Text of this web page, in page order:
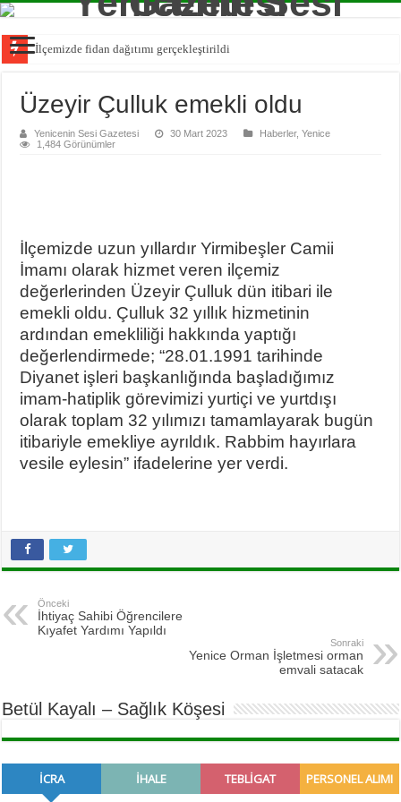
İlçemizde fidan dağıtımı gerçekleştirildi
Üzeyir Çulluk emekli oldu
Yenicenin Sesi Gazetesi 30 Mart 2023 Haberler,Yenice
1,484 Görünümler
İlçemizde uzun yıllardır Yirmibeşler Camii
İmamı olarak hizmet veren ilçemiz
değerlerinden Üzeyir Çulluk dün itibari ile
emekli oldu. Çulluk 32 yıllık hizmetinin
ardından emekliliği hakkında yaptığı
değerlendirmede; “28.01.1991 tarihinde
Diyanet işleri başkanlığında başladığımız
imam-hatiplik görevimizi yurtiçi ve yurtdışı
olarak toplam 32 yılımızı tamamlayarak bugün
itibariyle emekliye ayrıldık. Rabbim hayırlara
vesile eylesin” ifadelerine yer verdi.
Önceki
İhtiyaç Sahibi Öğrencilere
Kıyafet Yardımı Yapıldı
Sonraki
Yenice Orman İşletmesi orman
emvali satacak
Betül Kayalı – Sağlık Köşesi